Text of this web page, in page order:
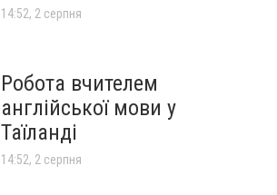
14:52, 2 серпня
Робота вчителем
англійської мови у
Таїланді
14:52, 2 серпня